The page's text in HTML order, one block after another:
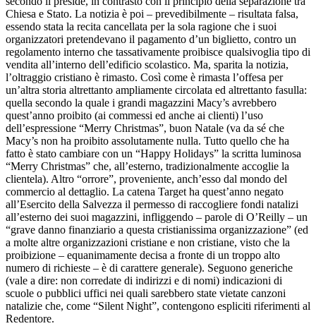
Chiesa e Stato. La notizia è poi – prevedibilmente – risultata falsa,
essendo stata la recita cancellata per la sola ragione che i suoi
organizzatori pretendevano il pagamento d’un biglietto, contro un
regolamento interno che tassativamente proibisce qualsivoglia tipo di
vendita all’interno dell’edificio scolastico. Ma, sparita la notizia,
l’oltraggio cristiano è rimasto. Così come è rimasta l’offesa per
un’altra storia altrettanto ampliamente circolata ed altrettanto fasulla:
quella secondo la quale i grandi magazzini Macy’s avrebbero
quest’anno proibito (ai commessi ed anche ai clienti) l’uso
dell’espressione “Merry Christmas”, buon Natale (va da sé che
Macy’s non ha proibito assolutamente nulla. Tutto quello che ha
fatto è stato cambiare con un “Happy Holidays” la scritta luminosa
“Merry Christmas” che, all’esterno, tradizionalmente accoglie la
clientela). Altro “orrore”, proveniente, anch’esso dal mondo del
commercio al dettaglio. La catena Target ha quest’anno negato
all’Esercito della Salvezza il permesso di raccogliere fondi natalizi
all’esterno dei suoi magazzini, infliggendo – parole di O’Reilly – un
“grave danno finanziario a questa cristianissima organizzazione” (ed
a molte altre organizzazioni cristiane e non cristiane, visto che la
proibizione – equanimamente decisa a fronte di un troppo alto
numero di richieste – è di carattere generale). Seguono generiche
(vale a dire: non corredate di indirizzi e di nomi) indicazioni di
scuole o pubblici uffici nei quali sarebbero state vietate canzoni
natalizie che, come “Silent Night”, contengono espliciti riferimenti al
Redentore.